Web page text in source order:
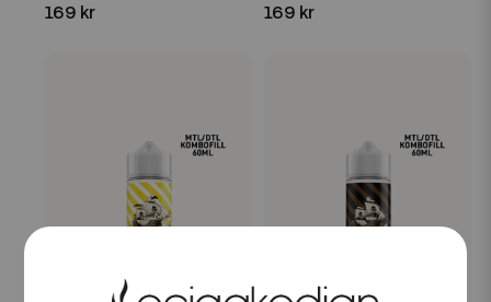
169 kr
169 kr